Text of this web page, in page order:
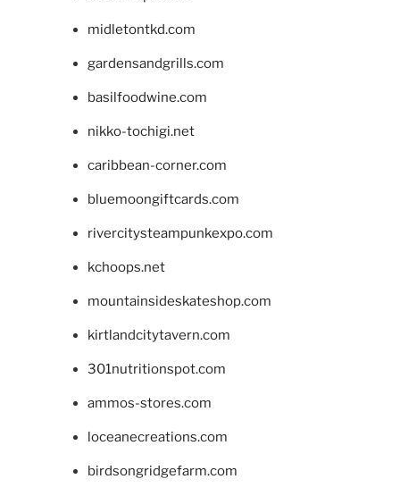
midletontkd.com
gardensandgrills.com
basilfoodwine.com
nikko-tochigi.net
caribbean-corner.com
bluemoongiftcards.com
rivercitysteampunkexpo.com
kchoops.net
mountainsideskateshop.com
kirtlandcitytavern.com
301nutritionspot.com
ammos-stores.com
loceanecreations.com
birdsongridgefarm.com